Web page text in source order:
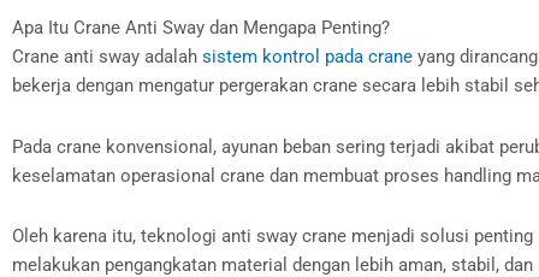
Apa Itu Crane Anti Sway dan Mengapa Penting?
Crane anti sway adalah sistem kontrol pada crane yang
bekerja dengan mengatur pergerakan crane secara lebih stabil
Pada crane konvensional, ayunan beban sering terjadi akibat
keselamatan operasional crane dan membuat proses handling
Oleh karena itu, teknologi anti sway crane menjadi solusi
melakukan pengangkatan material dengan lebih aman, stabil,